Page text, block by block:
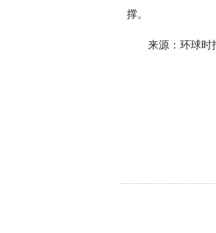
撑。
来源：环球时